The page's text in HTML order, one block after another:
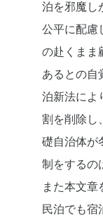
泊を邪魔し
公平に配慮
の赴くまま
あるとの自
泊新法によ
割を削除し
礎自治体が
制をするの
また本文
民泊でも宿